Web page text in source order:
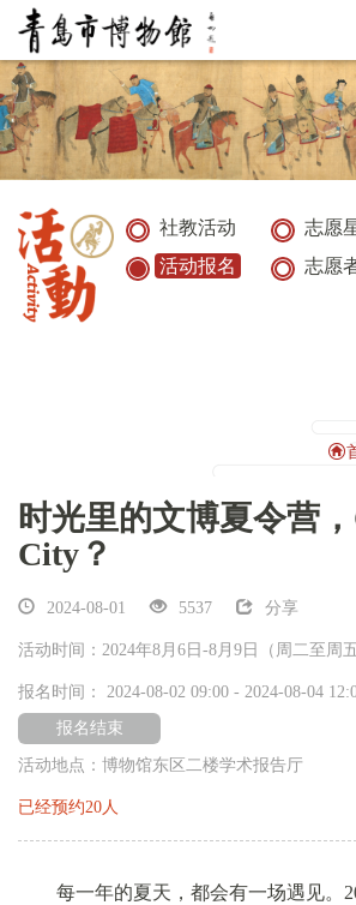
服务
资讯
展览
典藏
社教活动
志愿
活动报名
志愿
时光里的文博夏令营
City？
2024-08-01 5537 分享
活动时间：2024年8月6日-8月9日（周二至周
报名时间： 2024-08-02 09:00 - 2024-08-04
报名结束
活动地点：博物馆东区二楼学术报告厅
已经预约20人
每一年的夏天，都会有一场遇见。